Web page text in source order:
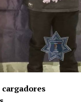
y Protección
reportes y la
sustancias de las
y jóvenes.
cargadores